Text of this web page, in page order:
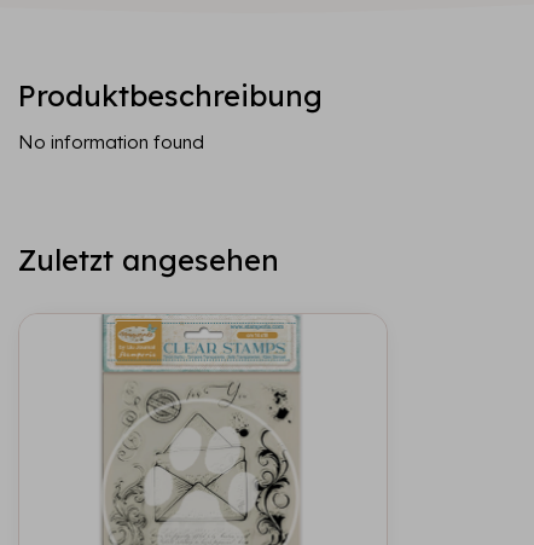
Produktbeschreibung
No information found
Zuletzt angesehen